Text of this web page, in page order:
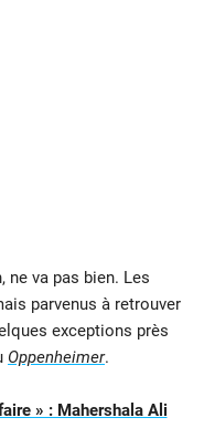
ne va pas bien. Les
parvenus à retrouver
exceptions près
Oppenheimer.
» : Mahershala Ali